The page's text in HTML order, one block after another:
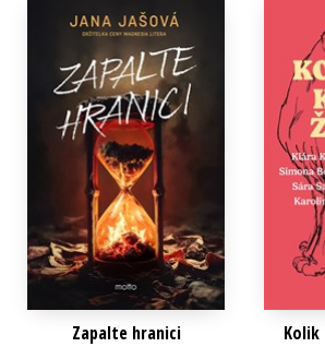
Zapalte hranici Kolik